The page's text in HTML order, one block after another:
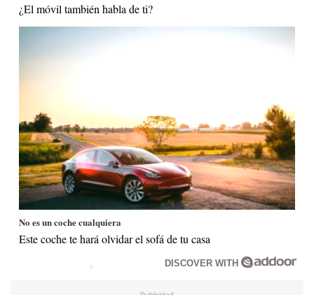
¿El móvil también habla de ti?
No es un coche cualquiera
Este coche te hará olvidar el sofá de tu casa
DISCOVER WITH